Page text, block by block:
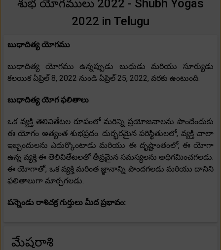
శుభ యోగములు 2022 - Shubh Yogas
2022 in Telugu
బుధాదిత్య యోగము
బుధాదిత్య యోగము ఉన్నప్పుడు బుధుడు మరియు సూర్యుడు
కలయిక ఏప్రిల్ 8, 2022 నుండి ఏప్రిల్ 25, 2022, వరకు ఉంటుంది.
బుధాదిత్య యోగ ఫలితాలు
ఒక వ్యక్తి తెలివితేటల రూపంలో మరిన్ని ప్రయోజనాలను పొందేందుకు
ఈ యోగం అత్యంత శుభప్రదం. దుర్భరమైన పరిస్థితులలో, వ్యక్తి చాలా
ఇబ్బందులను ఎదుర్కొంటాడు మరియు ఈ దృష్టాంతంలో, ఈ యోగా
ఉన్న వ్యక్తి ఈ తెలివితేటలతో తీవ్రమైన సమస్యలను అధిగమించగలడు.
ఈ యోగాతో, ఒక వ్యక్తి మరింత జ్ఞానాన్ని పొందగలడు మరియు దానిని
ఫలితాలుగా మార్చగలడు.
పన్నెండు రాశిచక్ర గుర్తులు మీద ప్రభావం:
మేషరాశి